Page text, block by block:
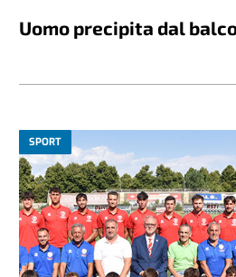
Uomo precipita dal
SPORT